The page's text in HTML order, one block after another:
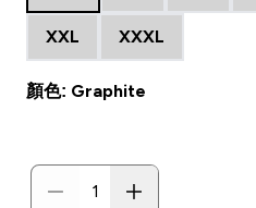
XXL XXXL
顏色: Graphite